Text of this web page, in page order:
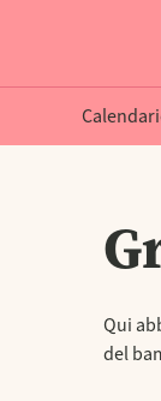
Qui
del